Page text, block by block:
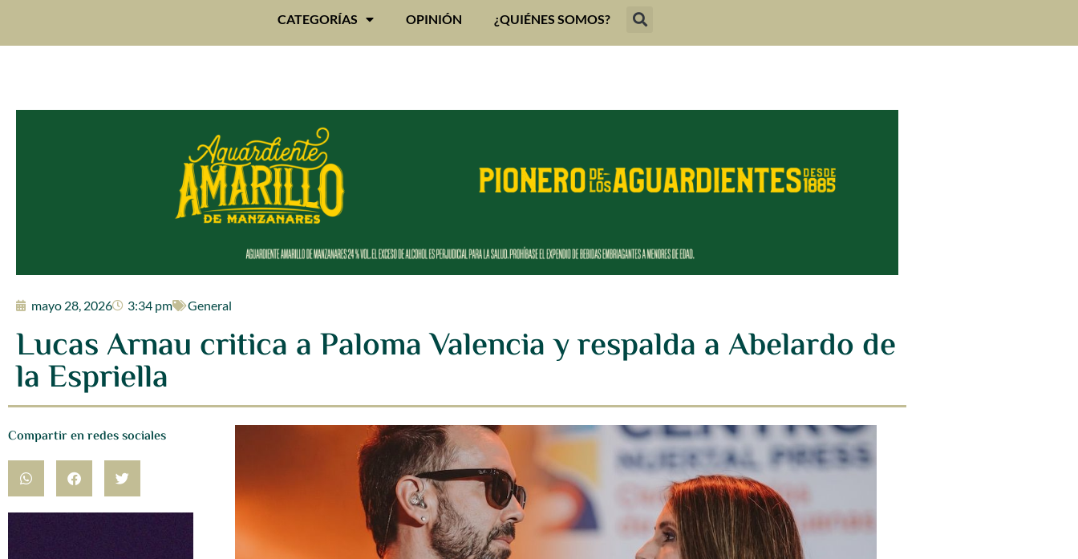
CATEGORÍAS OPINIÓN ¿QUIÉNES SOMOS?
mayo 28, 2026 3:34 pm General
Lucas Arnau critica a Paloma Valencia y respalda a Abelardo de
la Espriella
Compartir en redes sociales